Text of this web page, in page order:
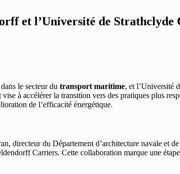
et l’Université de Strathclyde
le secteur du transport maritime, et l’Université
vise à accélérer la transition vers des pratiques plus
de l’efficacité énergétique.
directeur du Département d’architecture navale et
Carriers. Cette collaboration marque une